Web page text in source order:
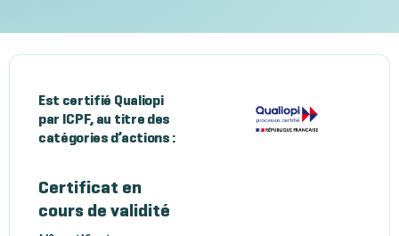
Est certifié Qualiopi
par ICPF, au titre des
catégories d’actions :
Certificat en
cours de validité